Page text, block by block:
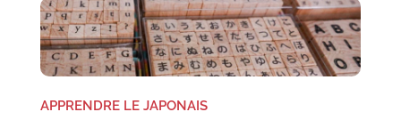
APPRENDRE LE JAPONAIS